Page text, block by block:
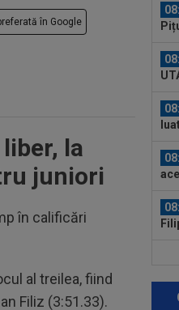
în Google
la
juniori
în calificări
al treilea, fiind
Filiz (3:51.33).